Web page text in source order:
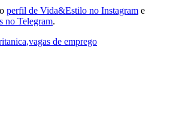
perfil de Vida&Estilo no Instagram e
no Telegram.
,vagas de emprego